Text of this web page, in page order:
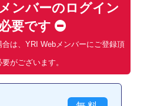
ンバーのログイン
要です
は、YRI Webメンバーにご登録頂
要がございます。